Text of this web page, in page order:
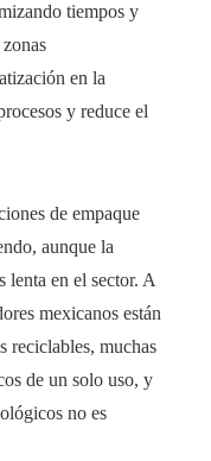
tiempos y
en la
y reduce el
de empaque
aunque la
lenta en el sector. A
mexicanos están
reciclables, muchas
de un solo uso, y
no es